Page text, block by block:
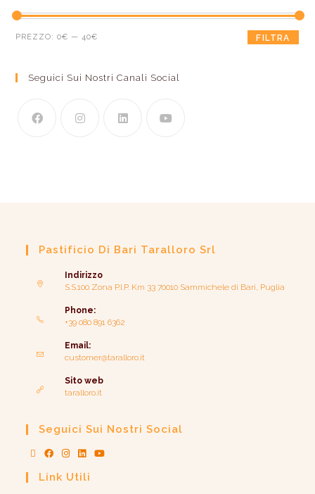
FILTRA
PREZZO:0€ — 40€
Seguici Sui Nostri Canali Social
Pastificio Di Bari Taralloro Srl
Indirizzo
S.S.100 Zona P.I.P. Km 33 70010 Sammichele di Bari, Puglia
Phone:
+39 080 891 6362
Email:
customer@taralloro.it
Sito web
taralloro.it
Seguici Sui Nostri Social
Link Utili